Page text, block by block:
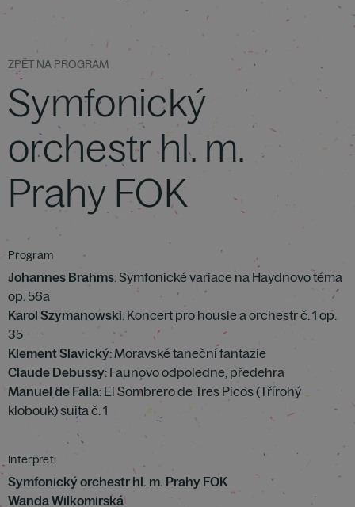
ZPĚT NA PROGRAM
Symfonický
orchestr hl. m.
Prahy FOK
Program
Johannes Brahms: Symfonické variace na Haydnovo téma
op. 56a
Karol Szymanowski: Koncert pro housle a orchestr č. 1 op.
35
Klement Slavický: Moravské taneční fantazie
Claude Debussy: Faunovo odpoledne, předehra
Manuel de Falla: El Sombrero de Tres Picos (Třírohý
klobouk) suita č. 1
Interpreti
Symfonický orchestr hl. m. Prahy FOK
Wanda Wilkomirská